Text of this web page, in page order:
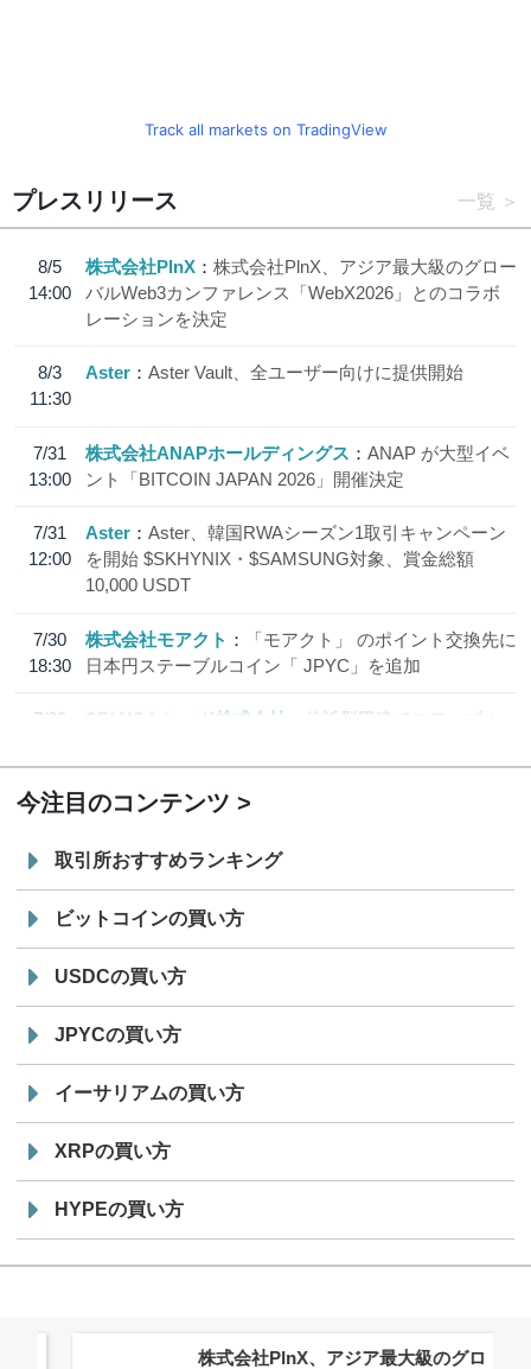
Track all markets on TradingView
プレスリリース 一覧
8/5
14:00
株式会社PlnX
株式会社PlnX、アジア最大級のグロー
バルWeb3カンファレンス「WebX2026」とのコラボ
レーションを決定
8/3
11:30
Aster Aster Vault、全ユーザー向けに提供開始
7/31
13:00
株式会社ANAPホールディングス
ANAP が大型イベ
ント「BITCOIN JAPAN 2026」開催決定
7/31
12:00
Aster
Aster、韓国RWAシーズン1取引キャンペーン
を開始 $SKHYNIX・$SAMSUNG対象、賞金総額
10,000 USDT
7/30
18:30
株式会社モアクト
「モアクト」 のポイント交換先に
日本円ステーブルコイン「 JPYC」を追加
7/29
SBI VCトレード株式会社
信託型円建てステーブル
今注目のコンテンツ
取引所おすすめランキング
ビットコインの買い方
USDCの買い方
JPYCの買い方
イーサリアムの買い方
XRPの買い方
HYPEの買い方
株式会社PlnX、アジア最大級のグロ